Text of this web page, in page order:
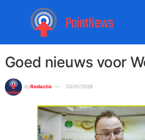
Goed nieuws voor
byRedactie 20/01/2026